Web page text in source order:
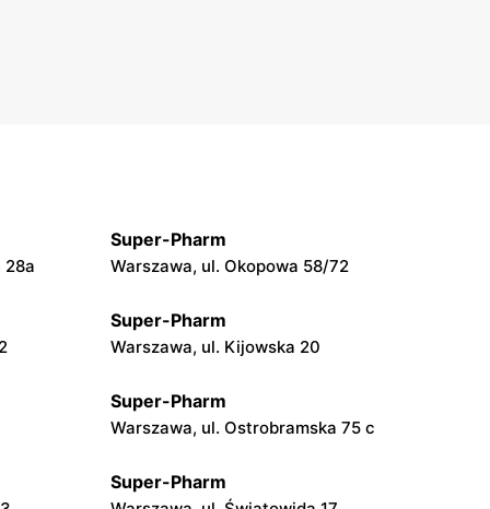
28a
Super-Pharm
Warszawa, ul. Okopowa 58/72
Super-Pharm
Warszawa, ul. Kijowska 20
Super-Pharm
Warszawa, ul. Ostrobramska 75 c
Super-Pharm